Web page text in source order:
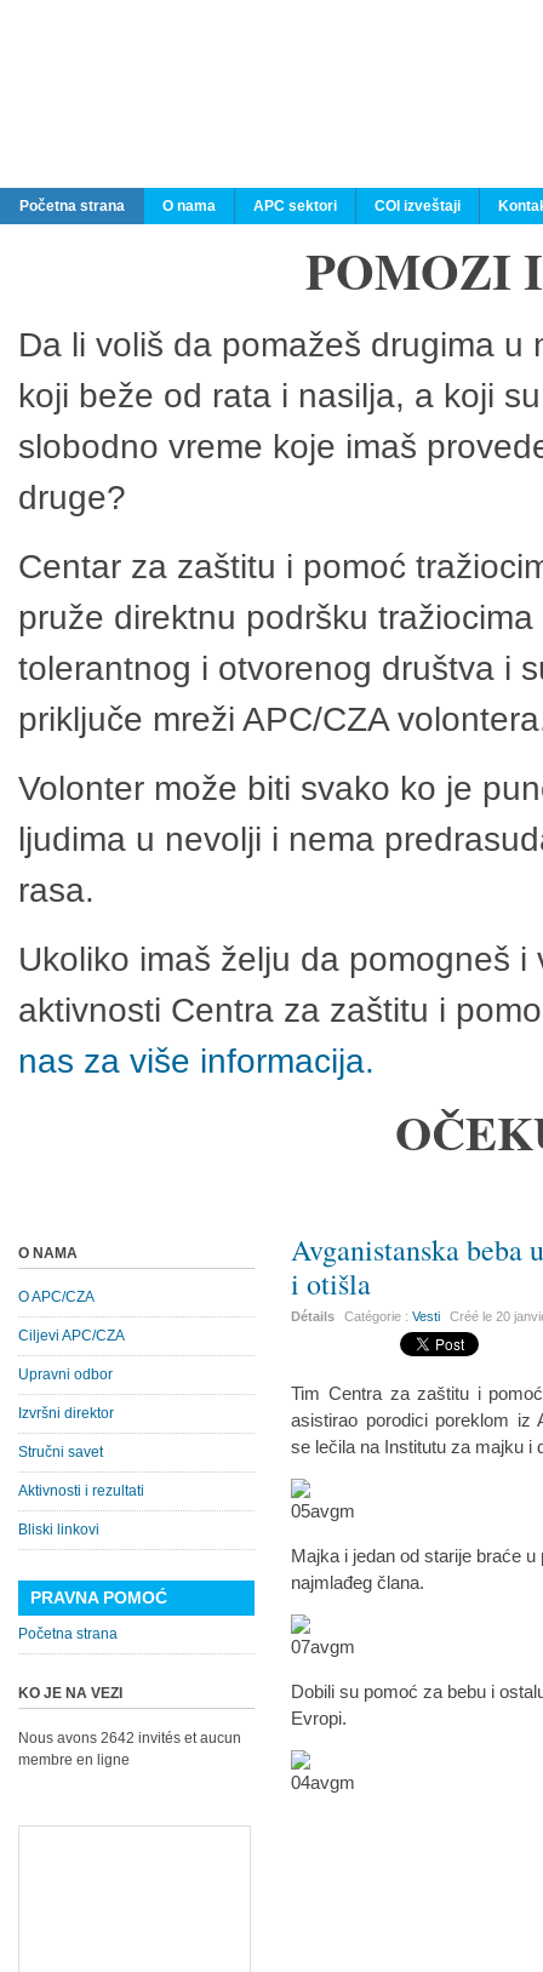
Početna strana O nama APC sektori COI izveštaji
POMOZI
Da li voliš da pomažeš drugima
koji beže od rata i nasilja, a koji
slobodno vreme koje imaš
druge?
Centar za zaštitu i pomoć
pruže direktnu podršku
tolerantnog i otvorenog društva i
priključe mreži APC/CZA
Volonter može biti svako ko je
ljudima u nevolji i nema
rasa.
Ukoliko imaš želju da pomogneš
aktivnosti Centra za zaštitu i
nas za više informacija.
Avganistanska beba
i otišla
Détails Catégorie :Vesti Créé le20
Tim Centra za zaštitu i
asistirao porodici poreklom iz
se lečila na Institutu za majku i
Majka i jedan od starije braće
najmlađeg člana.
Dobili su pomoć za bebu i
Evropi.
O NAMA
O APC/CZA
Ciljevi APC/CZA
Upravni odbor
Izvršni direktor
Stručni savet
Aktivnosti i rezultati
Bliski linkovi
PRAVNA POMOĆ
Početna strana
KO JE NA VEZI
Nous avons 2642 invités et aucun
membre en ligne